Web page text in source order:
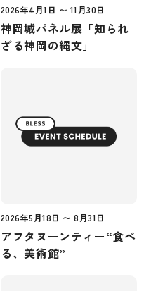
2026年4月1日 〜 11月30日
神岡城パネル展「知られ
ざる神岡の縄文」
2026年5月18日 〜 8月31日
アフタヌーンティー“食べ
る、美術館”